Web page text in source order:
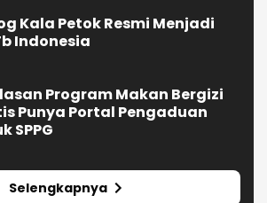
Kala Petok Resmi Menjadi
Indonesia
Program Makan Bergizi
Punya Portal Pengaduan
SPPG
Selengkapnya